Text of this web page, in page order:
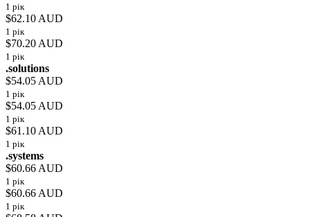
1 рік
$62.10 AUD
1 рік
$70.20 AUD
1 рік
.solutions
$54.05 AUD
1 рік
$54.05 AUD
1 рік
$61.10 AUD
1 рік
.systems
$60.66 AUD
1 рік
$60.66 AUD
1 рік